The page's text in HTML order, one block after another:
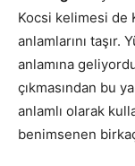
Kocsi kelimesi de
anlamlarını taşır.
anlamına
çıkmasından bu
anlamlı olarak
benimsenen